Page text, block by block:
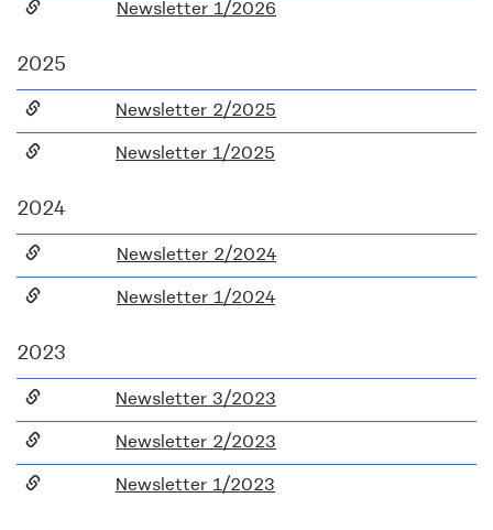
Newsletter 1/2026
2025
Newsletter 2/2025
Newsletter 1/2025
2024
Newsletter 2/2024
Newsletter 1/2024
2023
Newsletter 3/2023
Newsletter 2/2023
Newsletter 1/2023